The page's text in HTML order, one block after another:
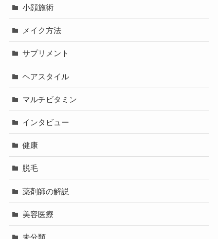
小顔施術
メイク方法
サプリメント
ヘアスタイル
マルチビタミン
インタビュー
健康
脱毛
薬剤師の解説
美容医療
未分類